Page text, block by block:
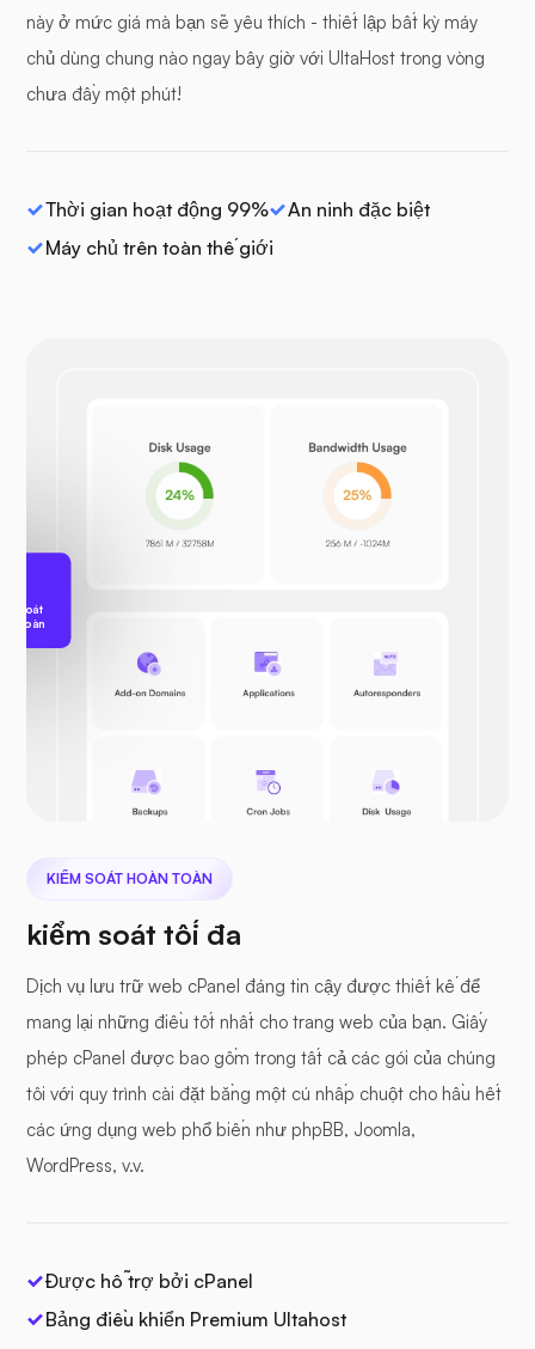
này ở mức giá mà bạn sẽ yêu thích - thiết lập bất kỳ máy
chủ dùng chung nào ngay bây giờ với UltaHost trong vòng
chưa đầy một phút!
Thời gian hoạt động 99%
An ninh đặc biệt
Máy chủ trên toàn thế giới
Soát
Toàn
KIỂM SOÁT HOÀN TOÀN
kiểm soát tối đa
Dịch vụ lưu trữ web cPanel đáng tin cậy được thiết kế để
mang lại những điều tốt nhất cho trang web của bạn. Giấy
phép cPanel được bao gồm trong tất cả các gói của chúng
tôi với quy trình cài đặt bằng một cú nhấp chuột cho hầu hết
các ứng dụng web phổ biến như phpBB, Joomla,
WordPress, v.v.
Được hỗ trợ bởi cPanel
Bảng điều khiển Premium Ultahost